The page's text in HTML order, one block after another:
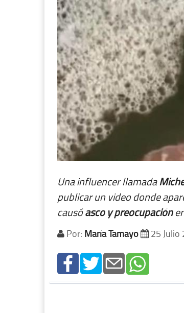
Una influencer llamada
publicar un video donde
causóasco y preocupación
Por: María Tamayo 25 Julio